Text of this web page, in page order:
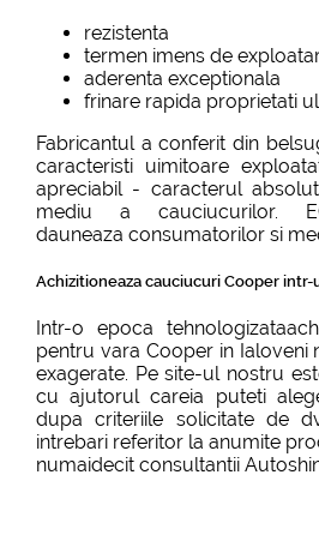
rezistenta
termen imens de
aderenta exceptionala
frinare rapida proprietati
Fabricantul a conferit din
caracteristi uimitoare
apreciabil - caracterul
mediu a cauciucurilor.
dauneaza consumatorilor si
Achizitioneaza cauciucuri Cooper
Intr-o epoca
pentru vara Cooper in Ialoveni
exagerate. Pe site-ul nostru
cu ajutorul careia puteti
dupa criteriile solicitate de
intrebari referitor la anumite
numaidecit consultantii